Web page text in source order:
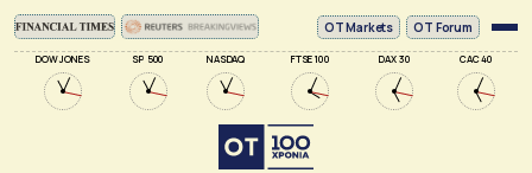
DOW JONES SP 500 NASDAQ FTSE 100 DAX 30 CAC 40
ΟΤ Markets OT Forum